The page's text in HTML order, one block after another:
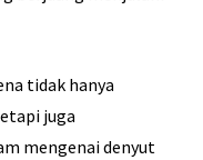
tidak hanya
juga
mengenai denyut